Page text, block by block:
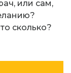
или сам,
сколько?